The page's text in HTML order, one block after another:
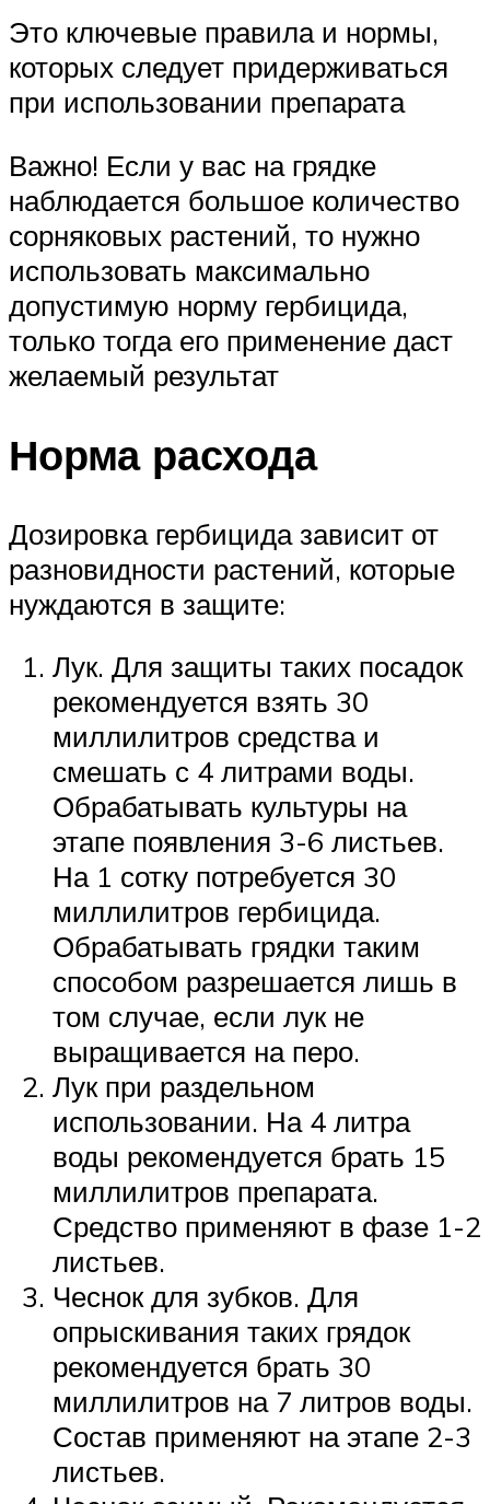
Это ключевые правила и нормы,
которых следует придерживаться
при использовании препарата
Важно! Если у вас на грядке
наблюдается большое количество
сорняковых растений, то нужно
использовать максимально
допустимую норму гербицида,
только тогда его применение даст
желаемый результат
Норма расхода
Дозировка гербицида зависит от
разновидности растений, которые
нуждаются в защите:
Лук. Для защиты таких посадок
рекомендуется взять 30
миллилитров средства и
смешать с 4 литрами воды.
Обрабатывать культуры на
этапе появления 3-6 листьев.
На 1 сотку потребуется 30
миллилитров гербицида.
Обрабатывать грядки таким
способом разрешается лишь в
том случае, если лук не
выращивается на перо.
Лук при раздельном
использовании. На 4 литра
воды рекомендуется брать 15
миллилитров препарата.
Средство применяют в фазе 1-2
листьев.
Чеснок для зубков. Для
опрыскивания таких грядок
рекомендуется брать 30
миллилитров на 7 литров воды.
Состав применяют на этапе 2-3
листьев.